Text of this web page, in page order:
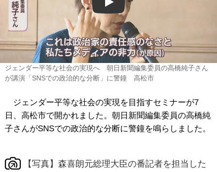
Play
ジェンダー平等な社会の実現へ 朝日新聞編集委員の高橋純子さん
が講演「SNSでの政治的な分断」に警鐘 高松市
ジェンダー平等な社会の実現を目指すセミナーが7
日、高松市で開かれました。朝日新聞編集委員の高橋純
子さんがSNSでの政治的な分断に警鐘を鳴らしました。
【写真】森喜朗元総理大臣の番記者を担当した